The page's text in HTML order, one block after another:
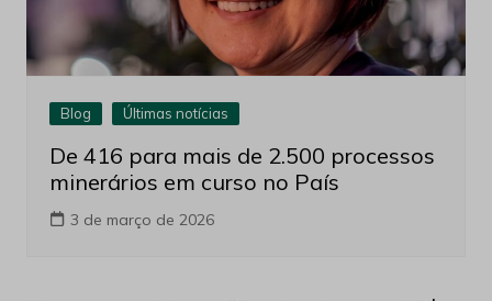
Blog Últimas notícias
De 416 para mais de 2.500 processos
minerários em curso no País
3 de março de 2026